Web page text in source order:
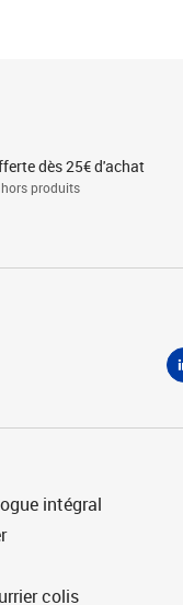
dès 25€ d'achat
produits
intégral
colis